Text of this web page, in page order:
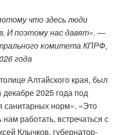
что здесь люди
И поэтому нас давят». —
комитета КПРФ,
года
Алтайского края, был
2025 года под
санитарных норм». «Это
работать, встречаться с
Клычков, губернатор-